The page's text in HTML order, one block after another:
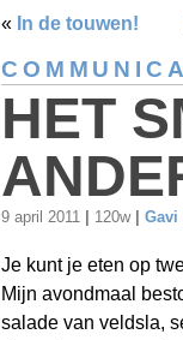
« In de touwen!
HET
9 april 2011 120w Gavi
Je kunt je eten op
Mijn avondmaal
salade van veldsla,